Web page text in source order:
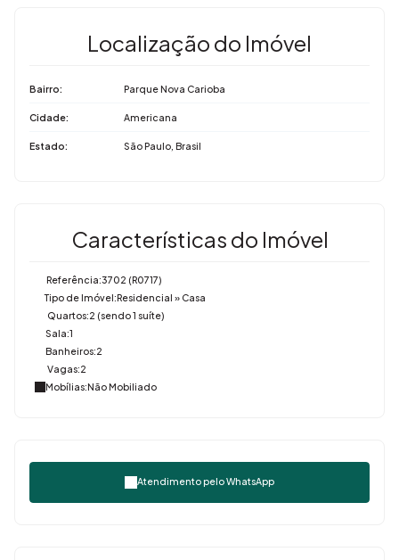
Localização do Imóvel
Bairro: Parque Nova Carioba
Cidade: Americana
Estado: São Paulo, Brasil
Características do Imóvel
Referência:3702 (R0717)
Tipo de Imóvel:Residencial » Casa
Quartos:2 (sendo 1 suíte)
Sala:1
Banheiros:2
Vagas:2
Mobílias:Não Mobiliado
Atendimento peloWhatsApp